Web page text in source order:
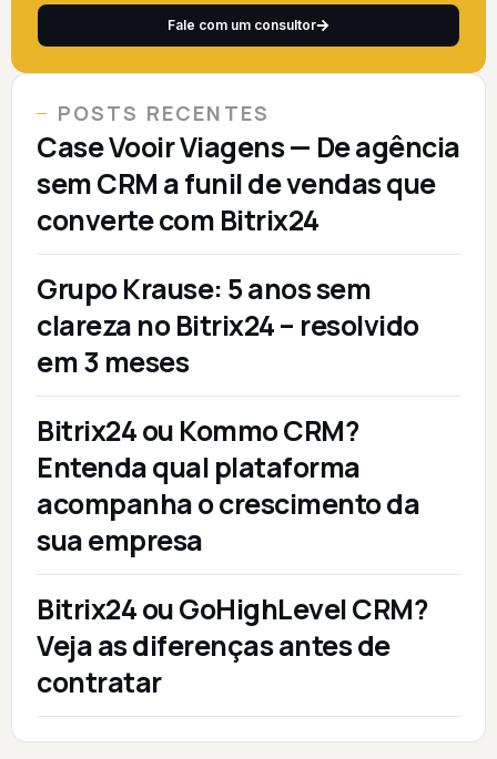
Fale com um consultor
POSTS RECENTES
Case Vooir Viagens — De agência
sem CRM a funil de vendas que
converte com Bitrix24
Grupo Krause: 5 anos sem
clareza no Bitrix24 – resolvido
em 3 meses
Bitrix24 ou Kommo CRM?
Entenda qual plataforma
acompanha o crescimento da
sua empresa
Bitrix24 ou GoHighLevel CRM?
Veja as diferenças antes de
contratar